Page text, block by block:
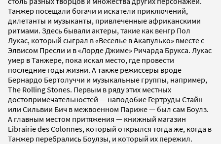
Танжер посещали богачи и искатели приключений,
дилетанты и музыканты, привлеченные африканскими
ритмами. Здесь бывали актеры, такие как венгр Пол
Лукас, который сыграл в «Веселье в Акапулько» вместе с
Элвисом Пресли и в «Лорде Джиме» Ричарда Брукса. Лукас
умер в Танжере, пока искал место, где провести
последние годы жизни. А также режиссеры вроде
Бернардо Бертолуччи и музыкальные группы, например,
The Rolling Stones. Первым в ряду этих местных
достопримечательностей — наподобие Гертруды Стайн
или Сильвии Бич в межвоенном Париже — был сам Боулз.
А главным местом притяжения — книжный магазин
Librairie des Colonnes, который открылся тогда же, когда в
Танжер перебрались Боулзы, и который их пережил.